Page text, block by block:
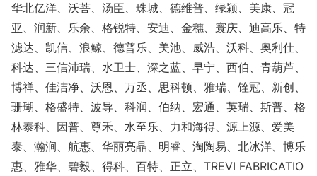
华北亿洋、沃菩、汤臣、珠城、德维普、绿颍、美康、冠
亚、润新、乐余、格锐特、安迪、金穗、寰庆、迪高乐、特
滤达、凯信、浪鲸、德普乐、美池、威浩、沃科、奥利仕、
科达、三信沛瑞、水卫士、深之蓝、早宁、西伯、青葫芦、
博祥、佳洁净、沃恩、万丞、思科顿、雅瑞、铨冠、新创、
珊瑚、格盛特、波导、科润、伯纳、宏通、英瑞、斯普、格
林泰科、因普、尊禾、水至乐、力和海得、源上源、爱美
泰、瀚涧、航惠、华丽亮晶、明睿、淘陶易、北冰洋、博乐
惠、雅华、碧毅、得科、百特、正立、TREVI FABRICATIO